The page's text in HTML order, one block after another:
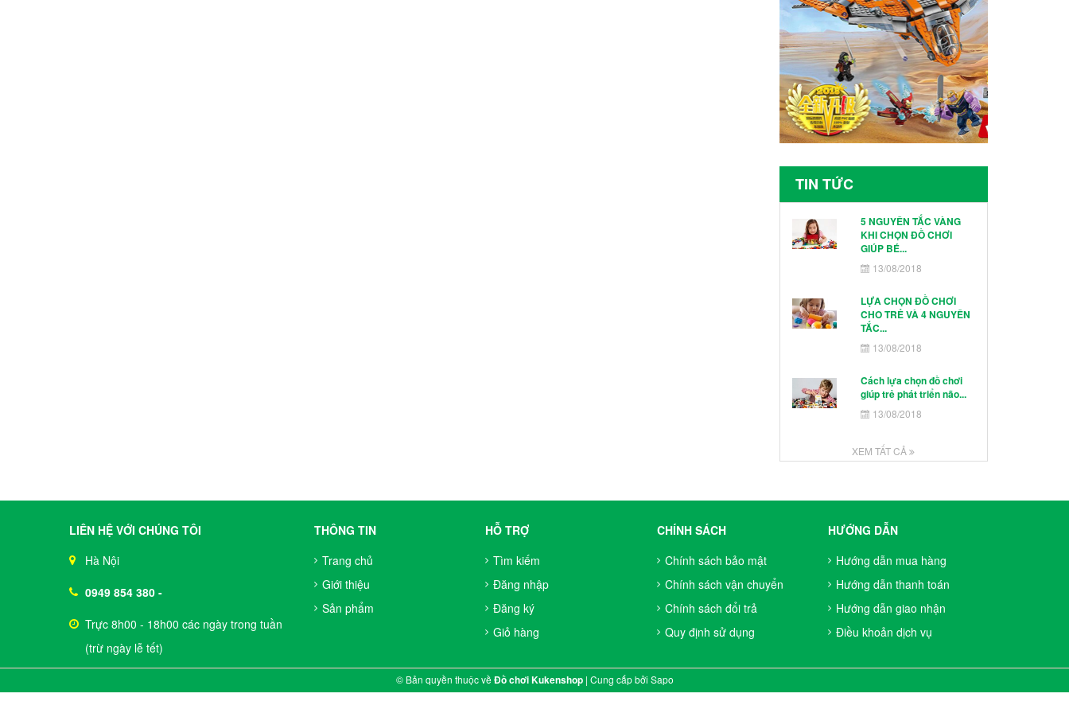
TIN TỨC
5 NGUYÊN TẮC VÀNG
KHI CHỌN ĐỒ CHƠI
GIÚP BÉ...
13/08/2018
LỰA CHỌN ĐỒ CHƠI
CHO TRẺ VÀ 4 NGUYÊN
TẮC...
13/08/2018
Cách lựa chọn đồ chơi
giúp trẻ phát triển não...
13/08/2018
XEM TẤT CẢ
LIÊN HỆ VỚI CHÚNG TÔI
Hà Nội
0949 854 380 -
Trực 8h00 - 18h00 các ngày trong tuần
(trừ ngày lễ tết)
THÔNG TIN
Trang chủ
Giới thiệu
Sản phẩm
HỖ TRỢ
Tìm kiếm
Đăng nhập
Đăng ký
Giỏ hàng
CHÍNH SÁCH
Chính sách bảo mật
Chính sách vận chuyển
Chính sách đổi trả
Quy định sử dụng
HƯỚNG DẪN
Hướng dẫn mua hàng
Hướng dẫn thanh toán
Hướng dẫn giao nhận
Điều khoản dịch vụ
© Bản quyền thuộc vềĐồ chơi Kukenshop| Cung cấp bởi Sapo